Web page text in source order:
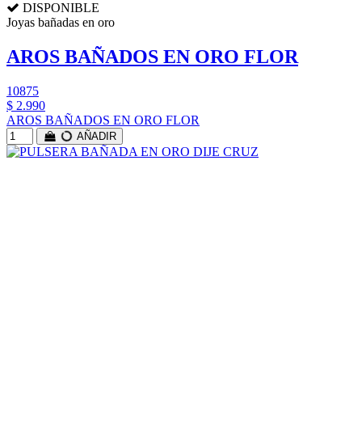
DISPONIBLE
Joyas bañadas en oro
AROS BAÑADOS EN ORO FLOR
10875
$ 2.990
AROS BAÑADOS EN ORO FLOR
AÑADIR